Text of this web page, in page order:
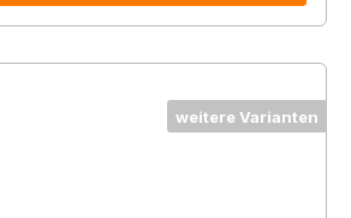
weitere Varianten